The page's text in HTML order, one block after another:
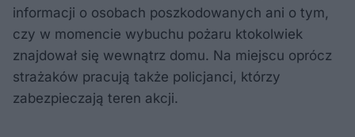
informacji o osobach poszkodowanych ani o tym,
czy w momencie wybuchu pożaru ktokolwiek
znajdował się wewnątrz domu. Na miejscu oprócz
strażaków pracują także policjanci, którzy
zabezpieczają teren akcji.